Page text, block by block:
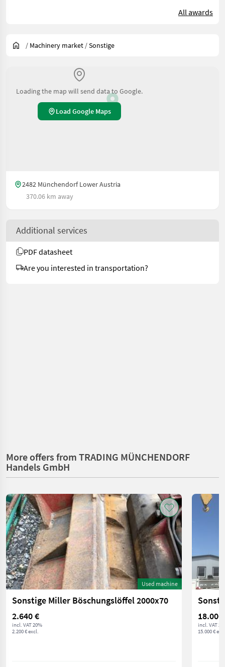
All awards
/ Machinery market /Sonstige
Loading the map will send data to Google.
Load Google Maps
2482 Münchendorf Lower Austria
370.06 km away
Additional services
PDF datasheet
Are you interested in transportation?
More offers from TRADING MÜNCHENDORF
Handels GmbH
Used machine
Sonstige Miller Böschungslöffel 2000x70
2.640 €
incl. VAT 20%
2.200 € excl.
18.000
incl. VAT
15.000 €